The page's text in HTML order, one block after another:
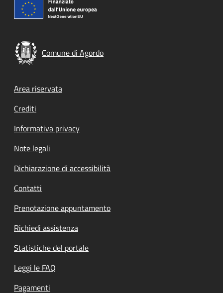
Comune di Agordo
Footer menu
Area riservata
Crediti
Informativa privacy
Note legali
Dichiarazione di accessibilità
Contatti
Prenotazione appuntamento
Richiedi assistenza
Statistiche del portale
Leggi le FAQ
Pagamenti